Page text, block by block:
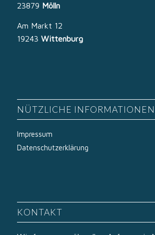
23879 Mölln
Am Markt 12
19243 Wittenburg
NÜTZLICHE INFORMATIONEN
Impressum
Datenschutzerklärung
KONTAKT